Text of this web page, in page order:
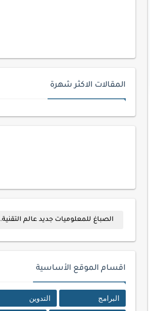
المقالات الاكثر شهرة
الصباغ للمعلوميات جديد عالم التقنية.
اقسام الموقع الأساسية
البرامج التدوين